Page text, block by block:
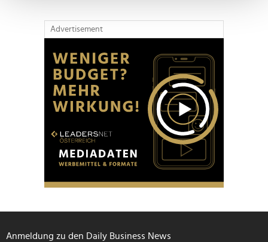
Abschnitt Einzelheiten
Wir verwenden Cookies, um Inhalte und Anzeigen zu
personalisieren, Funktionen für soziale Medien anbieten
zu können und die Zugriffe auf unsere Website zu
analysieren. Außerdem geben wir Informationen zu Ihrer
Verwendung unserer Website an unsere Partner für
soziale Medien, Werbung und Analysen weiter. Unsere
Partner führen diese Informationen möglicherweise mit
weiteren Daten zusammen, die Sie ihnen bereitgestellt
haben oder die sie im Rahmen Ihrer Nutzung der Dienste
gesammelt haben.
Advertisement
Anmeldung zu den Daily Business News